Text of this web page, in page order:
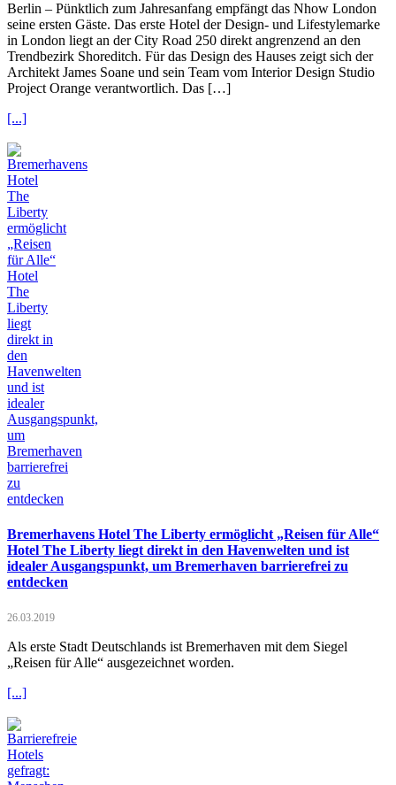
Berlin – Pünktlich zum Jahresanfang empfängt das Nhow London
seine ersten Gäste. Das erste Hotel der Design- und Lifestylemarke
in London liegt an der City Road 250 direkt angrenzend an den
Trendbezirk Shoreditch. Für das Design des Hauses zeigt sich der
Architekt James Soane und sein Team vom Interior Design Studio
Project Orange verantwortlich. Das […]
[...]
Bremerhavens Hotel The Liberty ermöglicht „Reisen für Alle“
Hotel The Liberty liegt direkt in den Havenwelten und ist
idealer Ausgangspunkt, um Bremerhaven barrierefrei zu
entdecken
26.03.2019
Als erste Stadt Deutschlands ist Bremerhaven mit dem Siegel
„Reisen für Alle“ ausgezeichnet worden.
[...]